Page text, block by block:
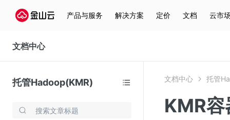
产品与服务 解决方案 定价 文档 云市
文档中心
托管Hadoop(KMR)
存储与云分发
文档中心 托管
KMR